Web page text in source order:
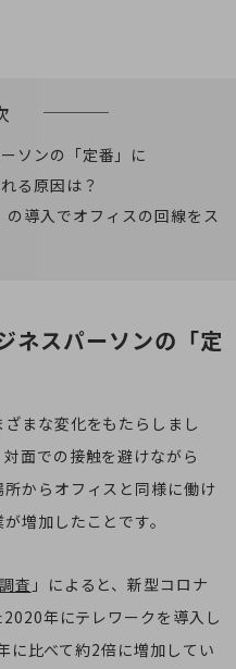
ソンの「定番」に
る原因は？
導入でオフィスの回線をス
ネスパーソンの「定
まな変化をもたらしまし
面での接触を避けながら
からオフィスと同様に働け
増加したことです。
査 」によると、新型コロナ
年にテレワークを導入し
に比べて約2倍に増加してい